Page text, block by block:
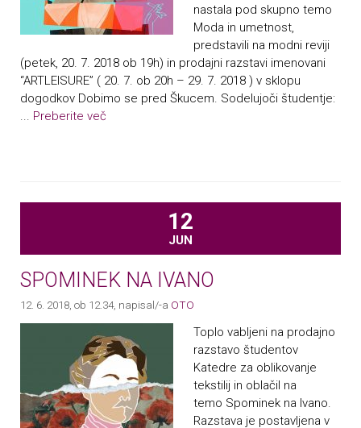
nastala pod skupno temo
Moda in umetnost,
predstavili na modni reviji
(petek, 20. 7. 2018 ob 19h) in prodajni razstavi imenovani
“ARTLEISURE” ( 20. 7. ob 20h – 29. 7. 2018 ) v sklopu
dogodkov Dobimo se pred Škucem. Sodelujoči študentje:
... Preberite več
12
JUN
SPOMINEK NA IVANO
12. 6. 2018, ob 12.34, napisal/-a OTO
Toplo vabljeni na prodajno
razstavo študentov
Katedre za oblikovanje
tekstilij in oblačil na
temo Spominek na Ivano.
Razstava je postavljena v